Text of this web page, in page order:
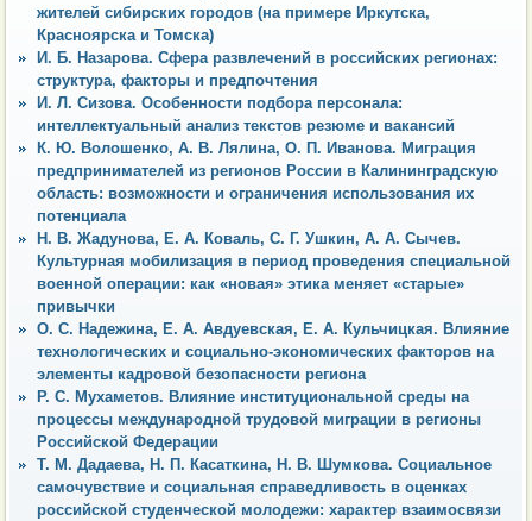
жителей сибирских городов (на примере Иркутска,
Красноярска и Томска)
И. Б. Назарова. Сфера развлечений в российских регионах:
структура, факторы и предпочтения
И. Л. Сизова. Особенности подбора персонала:
интеллектуальный анализ текстов резюме и вакансий
К. Ю. Волошенко, А. В. Лялина, О. П. Иванова. Миграция
предпринимателей из регионов России в Калининградскую
область: возможности и ограничения использования их
потенциала
Н. В. Жадунова, Е. А. Коваль, С. Г. Ушкин, А. А. Сычев.
Культурная мобилизация в период проведения специальной
военной операции: как «новая» этика меняет «старые»
привычки
О. С. Надежина, Е. А. Авдуевская, Е. А. Кульчицкая. Влияние
технологических и социально-экономических факторов на
элементы кадровой безопасности региона
Р. С. Мухаметов. Влияние институциональной среды на
процессы международной трудовой миграции в регионы
Российской Федерации
Т. М. Дадаева, Н. П. Касаткина, Н. В. Шумкова. Социальное
самочувствие и социальная справедливость в оценках
российской студенческой молодежи: характер взаимосвязи